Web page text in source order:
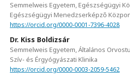
Semmelweis Egyetem, Egészségügyi
Egészségügyi Menedzserképző
https://orcid.org/0000-0001-7396-4028
Dr. Kiss Boldizsár
Semmelweis Egyetem, Általános
Szív- és Érgyógyászati Klinika
https://orcid.org/0000-0003-2059-5462